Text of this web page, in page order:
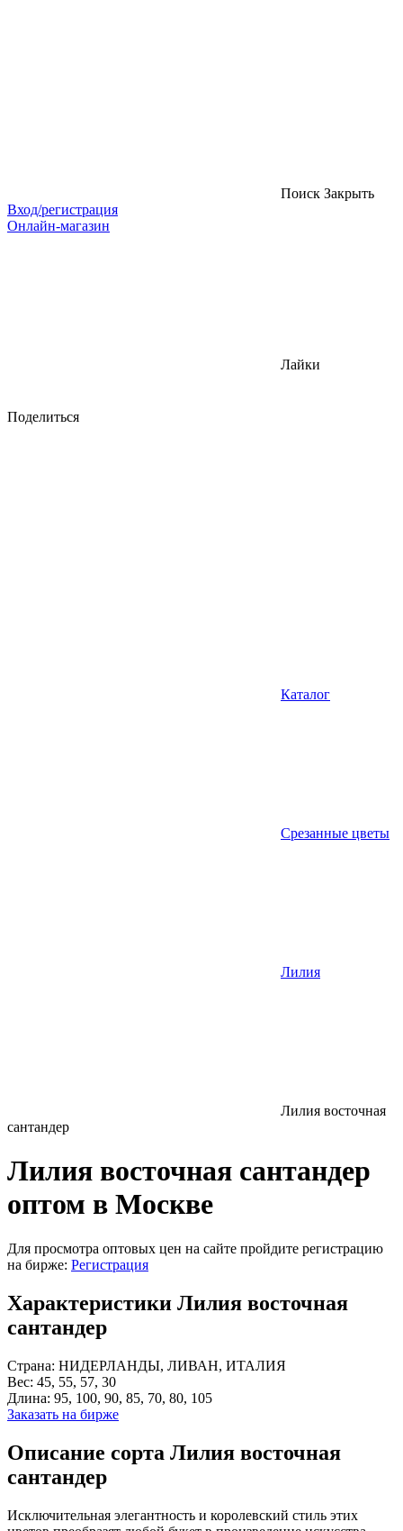
Поиск Закрыть
Вход/регистрация
Онлайн-магазин
Лайки
Поделиться
Каталог
Срезанные цветы
Лилия
Лилия восточная
сантандер
Лилия восточная сантандер
оптом в Москве
Для просмотра оптовых цен на сайте пройдите регистрацию
на бирже: Регистрация
Характеристики Лилия восточная
сантандер
Страна: НИДЕРЛАНДЫ, ЛИВАН, ИТАЛИЯ
Вес: 45, 55, 57, 30
Длина: 95, 100, 90, 85, 70, 80, 105
Заказать на бирже
Описание сорта Лилия восточная
сантандер
Исключительная элегантность и королевский стиль этих